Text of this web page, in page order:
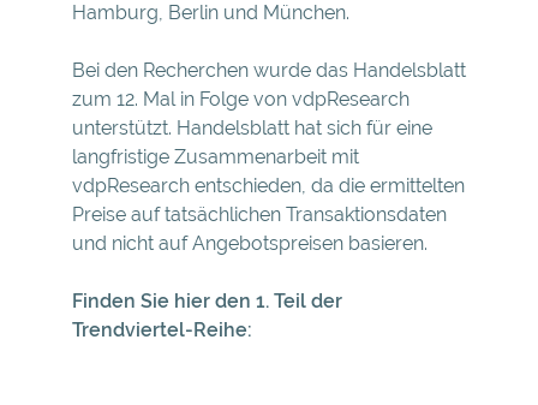
Hamburg, Berlin und München.
Bei den Recherchen wurde das Handelsblatt
zum 12. Mal in Folge von vdpResearch
unterstützt. Handelsblatt hat sich für eine
langfristige Zusammenarbeit mit
vdpResearch entschieden, da die ermittelten
Preise auf tatsächlichen Transaktionsdaten
und nicht auf Angebotspreisen basieren.
Finden Sie hier den 1. Teil der
Trendviertel-Reihe: